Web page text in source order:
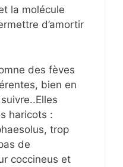
la molécule
d’amortir
des fèves
bien en
haricots :
trop
de
coccineus et